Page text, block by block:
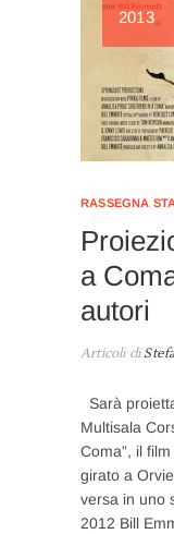
2013
RASSEGNA
a
autori
Articoli di
Sarà
Multisala
Coma”, il
girato a
versa in uno
2012 Bill